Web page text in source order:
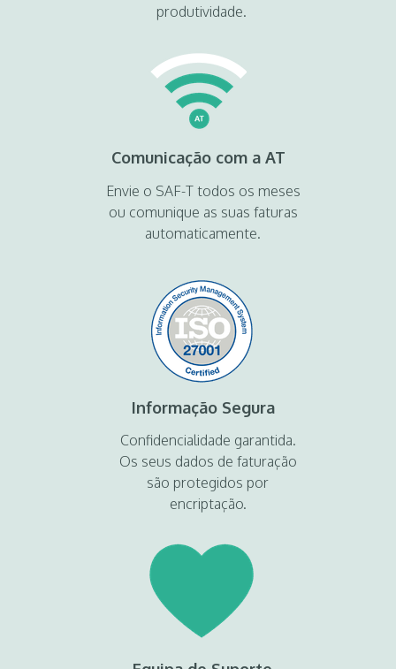
Informação Segura
Confidencialidade garantida.
Os seus dados de faturação
são protegidos por
encriptação.
produtividade.
Envie o SAF-T todos os meses
ou comunique as suas faturas
automaticamente.
Comunicação com a AT